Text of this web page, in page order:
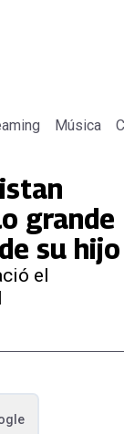
Música
grande
su hijo
el